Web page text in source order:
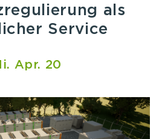
als
Service
Apr. 20